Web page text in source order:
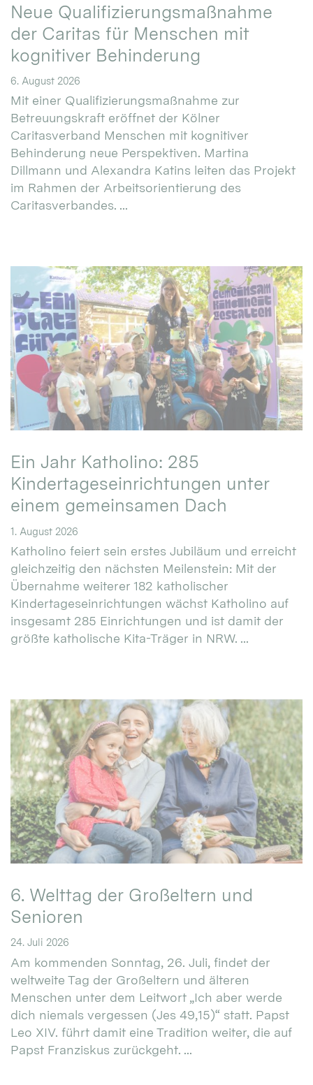
Neue Qualifizierungsmaßnahme
der Caritas für Menschen mit
kognitiver Behinderung
6. August 2026
Mit einer Qualifizierungsmaßnahme zur
Betreuungskraft eröffnet der Kölner
Caritasverband Menschen mit kognitiver
Behinderung neue Perspektiven. Martina
Dillmann und Alexandra Katins leiten das Projekt
im Rahmen der Arbeitsorientierung des
Caritasverbandes. ...
Ein Jahr Katholino: 285
Kindertageseinrichtungen unter
einem gemeinsamen Dach
1. August 2026
Katholino feiert sein erstes Jubiläum und erreicht
gleichzeitig den nächsten Meilenstein: Mit der
Übernahme weiterer 182 katholischer
Kindertageseinrichtungen wächst Katholino auf
insgesamt 285 Einrichtungen und ist damit der
größte katholische Kita-Träger in NRW. ...
6. Welttag der Großeltern und
Senioren
24. Juli 2026
Am kommenden Sonntag, 26. Juli, findet der
weltweite Tag der Großeltern und älteren
Menschen unter dem Leitwort „Ich aber werde
dich niemals vergessen (Jes 49,15)“ statt. Papst
Leo XIV. führt damit eine Tradition weiter, die auf
Papst Franziskus zurückgeht. ...